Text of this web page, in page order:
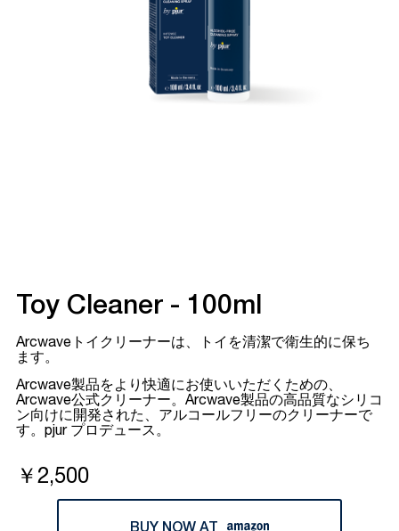
Toy Cleaner - 100ml
Arcwaveトイクリーナーは、トイを清潔で衛生的に保ち
ます。
Arcwave製品をより快適にお使いいただくための、
Arcwave公式クリーナー。Arcwave製品の高品質なシリコ
ン向けに開発された、アルコールフリーのクリーナーで
す。pjur プロデュース。
￥2,500